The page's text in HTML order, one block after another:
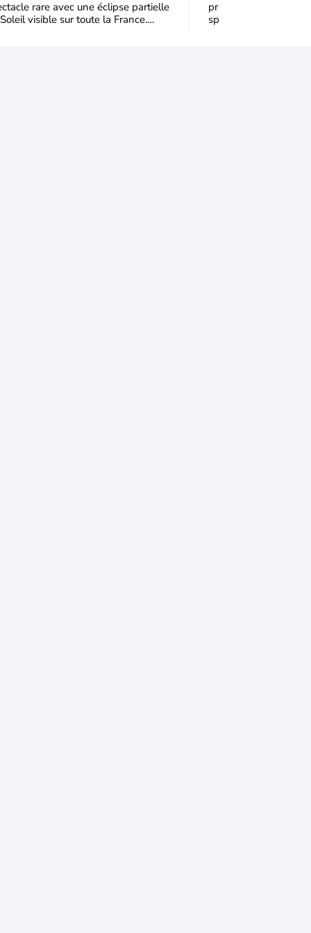
rare avec une éclipse partielle
visible sur toute la France.
profitera d’une
spectaculaire, tandis